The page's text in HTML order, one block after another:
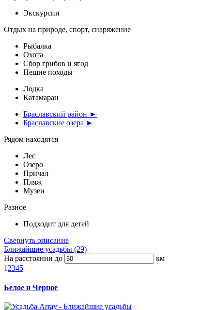
Экскурсии
Отдых на природе, спорт, снаряжение
Рыбалка
Охота
Сбор грибов и ягод
Пешие походы
Лодка
Катамаран
Браславский район ►
Браславские озера ►
Рядом находятся
Лес
Озеро
Причал
Пляж
Музеи
Разное
Подходит для детей
Свернуть описание
Ближайшие усадьбы (29)
На расстоянии до
км
1 2345
Белое и Черное